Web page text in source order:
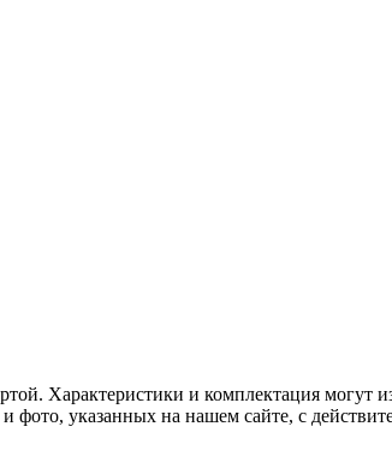
Характеристики и комплектация могут
и фото, указанных на нашем сайте, с